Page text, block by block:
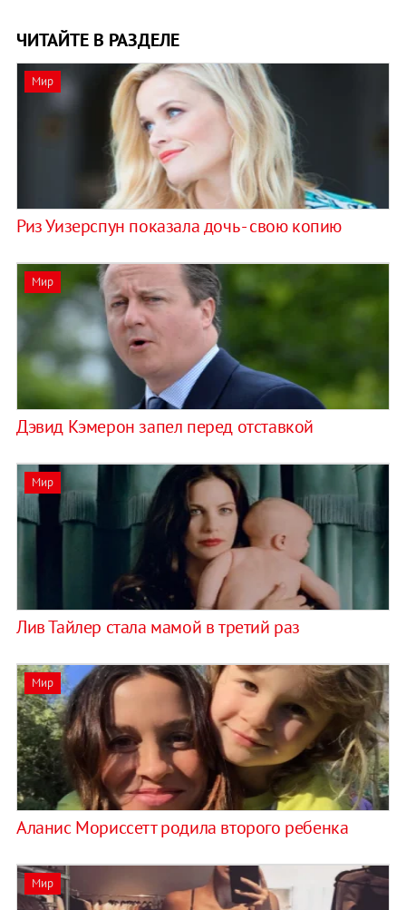
ЧИТАЙТЕ В РАЗДЕЛЕ
Мир
Риз Уизерспун показала дочь - свою копию
Мир
Дэвид Кэмерон запел перед отставкой
Мир
Лив Тайлер стала мамой в третий раз
Мир
Аланис Мориссетт родила второго ребенка
Мир